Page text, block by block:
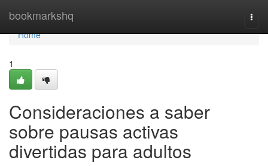
bookmarkshq
Home
Home
1
Consideraciones a saber
sobre pausas activas
divertidas para adultos